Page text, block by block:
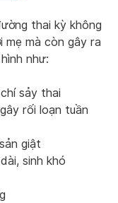
thai kỳ không
mẹ mà còn gây ra
như:
sảy thai
rối loạn tuần
giật
sinh khó